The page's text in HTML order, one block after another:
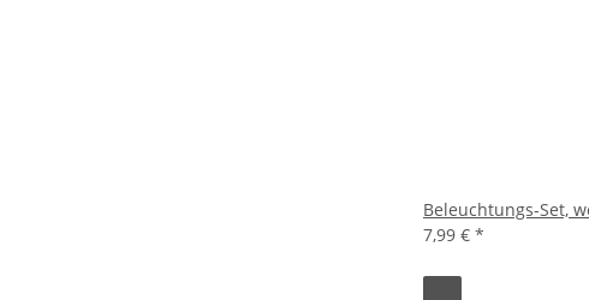
Beleuchtungs-Set,
7,99 € *